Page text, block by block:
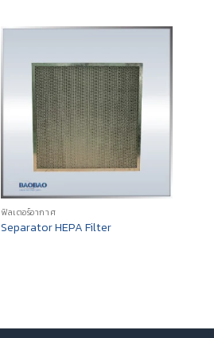
ฟิลเตอร์อากาศ
Separator HEPA Filter